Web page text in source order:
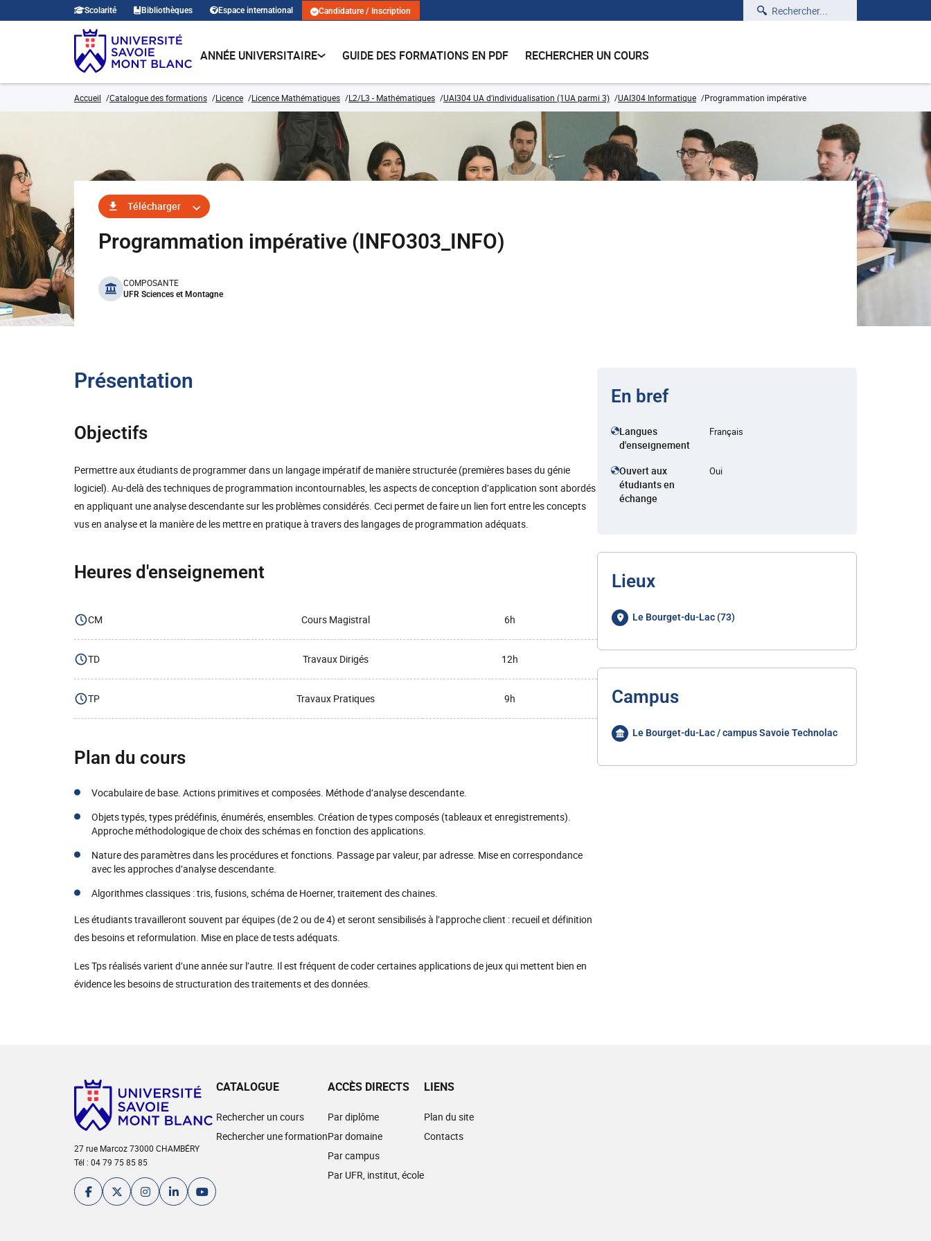
Scolarité Bibliothèques Espace international Candidature / Inscription Rechercher
ANNÉE UNIVERSITAIRE GUIDE DES FORMATIONS EN PDF RECHERCHER UN COURS
Accueil Catalogue des formations Licence Licence Mathématiques L2/L3 - Mathématiques UAI304 UA d'individualisation (1UA parmi 3) UAI304 Informatique Programmation impérative
Télécharger
Programmation impérative (INFO303_INFO)
benefits
COMPOSANTE
UFR Sciences et Montagne
Présentation
Objectifs
Permettre aux étudiants de programmer dans un langage impératif de manière structurée (premières bases du génie
logiciel). Au-delà des techniques de programmation incontournables, les aspects de conception d’application sont abordés
en appliquant une analyse descendante sur les problèmes considérés. Ceci permet de faire un lien fort entre les concepts
vus en analyse et la manière de les mettre en pratique à travers des langages de programmation adéquats.
Heures d'enseignement
CM Cours Magistral 6h
TD Travaux Dirigés 12h
TP Travaux Pratiques 9h
Plan du cours
Vocabulaire de base. Actions primitives et composées. Méthode d’analyse descendante.
Objets typés, types prédéfinis, énumérés, ensembles. Création de types composés (tableaux et enregistrements).
Approche méthodologique de choix des schémas en fonction des applications.
Nature des paramètres dans les procédures et fonctions. Passage par valeur, par adresse. Mise en correspondance
avec les approches d’analyse descendante.
Algorithmes classiques : tris, fusions, schéma de Hoerner, traitement des chaines.
Les étudiants travailleront souvent par équipes (de 2 ou de 4) et seront sensibilisés à l’approche client : recueil et définition
des besoins et reformulation. Mise en place de tests adéquats.
Les Tps réalisés varient d’une année sur l’autre. Il est fréquent de coder certaines applications de jeux qui mettent bien en
évidence les besoins de structuration des traitements et des données.
En bref
Langues
d'enseignement
Français
Ouvert aux
étudiants en
échange
Oui
Lieux
Le Bourget-du-Lac (73)
Campus
Le Bourget-du-Lac / campus Savoie Technolac
27 rue Marcoz 73000 CHAMBÉRY
Tél : 04 79 75 85 85
CATALOGUE
Rechercher un cours
Rechercher une formation
ACCÈS DIRECTS
Par diplôme
Par domaine
Par campus
Par UFR, institut, école
LIENS
Plan du site
Contacts